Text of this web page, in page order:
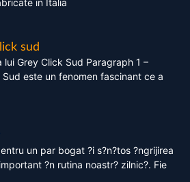
in Italia
sud
lui Grey Click Sud Paragraph 1 –
este un fenomen fascinant ce a
un par bogat ?i s?n?tos ?ngrijirea
?n rutina noastr? zilnic?. Fie